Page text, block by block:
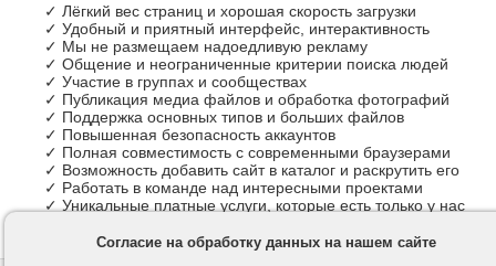
✓ Лёгкий вес страниц и хорошая скорость загрузки
✓ Удобный и приятный интерфейс, интерактивность
✓ Мы не размещаем надоедливую рекламу
✓ Общение и неограниченные критерии поиска людей
✓ Участие в группах и сообществах
✓ Публикация медиа файлов и обработка фотографий
✓ Поддержка основных типов и больших файлов
✓ Повышенная безопасность аккаунтов
✓ Полная совместимость с современными браузерами
✓ Возможность добавить сайт в каталог и раскрутить его
✓ Работать в команде над интересными проектами
✓ Уникальные платные услуги, которые есть только у нас
Согласие на обработку данных на нашем сайте